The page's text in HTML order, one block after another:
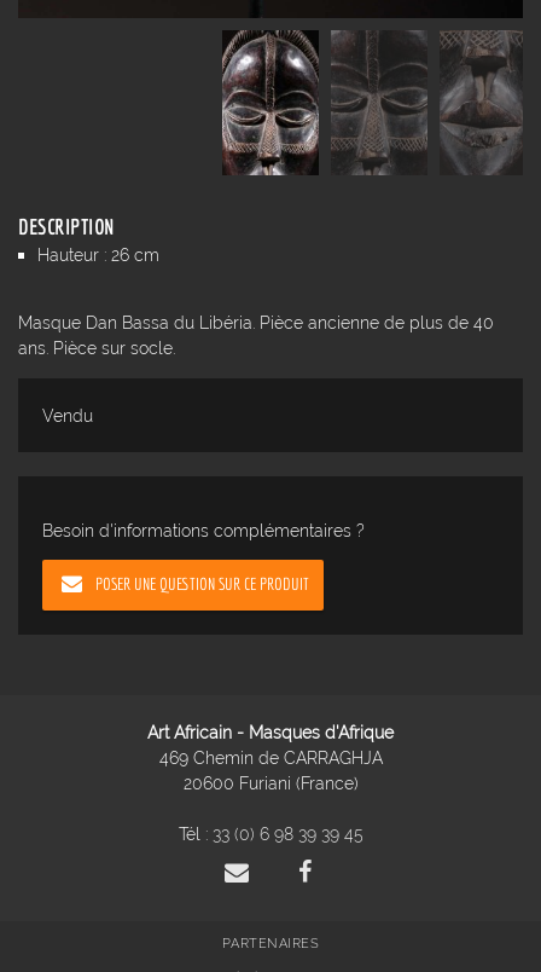
DESCRIPTION
Hauteur : 26 cm
Masque Dan Bassa du Libéria. Pièce ancienne de plus de 40
ans. Pièce sur socle.
Vendu
Besoin d'informations complémentaires ?
POSER UNE QUESTION SUR CE PRODUIT
Art Africain - Masques d'Afrique
469 Chemin de CARRAGHJA
20600 Furiani (France)
Tél : 33 (0) 6 98 39 39 45
PARTENAIRES